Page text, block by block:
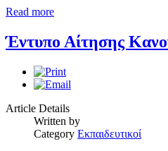
Read more
Έντυπο Αίτησης
Article Details
Written by
Category Εκπαιδευτικοί